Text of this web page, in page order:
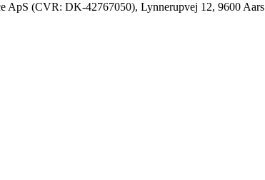
ApS (CVR: DK-42767050), Lynnerupvej 12, 9600 Aars